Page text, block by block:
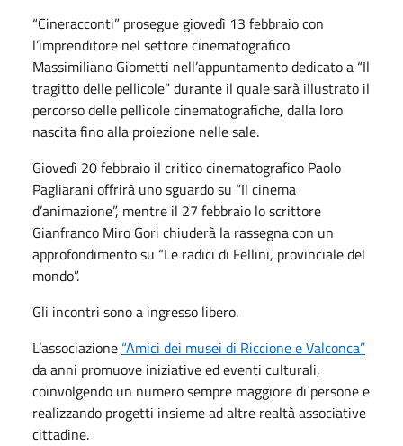
“Cineracconti” prosegue giovedì 13 febbraio con
l’imprenditore nel settore cinematografico
Massimiliano Giometti nell’appuntamento dedicato a “Il
tragitto delle pellicole” durante il quale sarà illustrato il
percorso delle pellicole cinematografiche, dalla loro
nascita fino alla proiezione nelle sale.
Giovedì 20 febbraio il critico cinematografico Paolo
Pagliarani offrirà uno sguardo su “Il cinema
d’animazione”, mentre il 27 febbraio lo scrittore
Gianfranco Miro Gori chiuderà la rassegna con un
approfondimento su “Le radici di Fellini, provinciale del
mondo”.
Gli incontri sono a ingresso libero.
L’associazione “Amici dei musei di Riccione e Valconca”
da anni promuove iniziative ed eventi culturali,
coinvolgendo un numero sempre maggiore di persone e
realizzando progetti insieme ad altre realtà associative
cittadine.